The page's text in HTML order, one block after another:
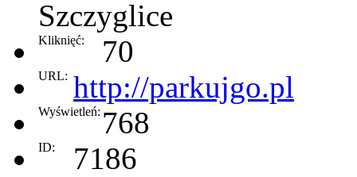
Szczyglice
Kliknięć: 70
URL: http://parkujgo.pl
Wyświetleń: 768
ID: 7186